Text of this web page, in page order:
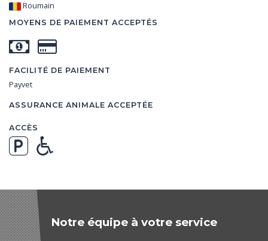
Roumain
MOYENS DE PAIEMENT ACCEPTÉS
FACILITÉ DE PAIEMENT
Payvet
ASSURANCE ANIMALE ACCEPTÉE
ACCÈS
Notre équipe à votre service